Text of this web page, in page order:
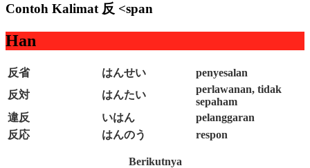
Contoh Kalimat 反 <span
Han
反省 はんせい
penyesalan
反対
はんたい
perlawanan, tidak
sepaham
違反
いはん
pelanggaran
反応
はんのう respon
Berikutnya